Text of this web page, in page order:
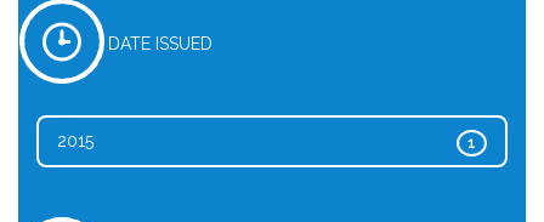
DATE ISSUED
1
2015